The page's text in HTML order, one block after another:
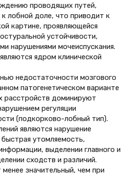
проводящих путей,
лобной доле, что приводит к
картине, проявляющейся
устойчивости,
нарушениями мочеиспускания.
ядром клинической
недостаточности мозгового
патогенетическом варианте
расстройств доминируют
регуляции
(подкорково-лобный тип).
являются нарушение
утомляемость,
выделении главного и
сходств и различий.
значительный, чем при